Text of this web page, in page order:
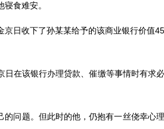
食难安。
京日收下了孙某某给予的该商业银行价值45
日在该银行办理贷款、催缴等事情时有求必
的问题。但此时的他，仍抱有一丝侥幸心